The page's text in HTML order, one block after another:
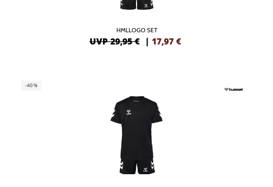
HMLLOGO SET
UVP 29,95 € | 17,97 €
-40%